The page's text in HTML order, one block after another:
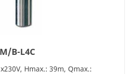
B-L4C
Hmax.: 39m, Qmax.: